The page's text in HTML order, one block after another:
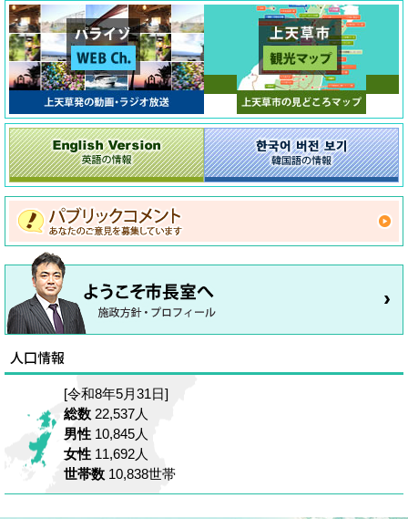
[令和8年5月31日]
総数 22,537人
男性 10,845人
女性 11,692人
世帯数 10,838世帯